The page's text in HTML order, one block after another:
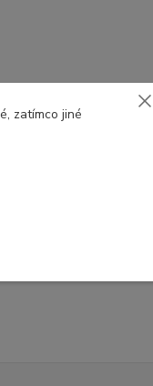
zatímco jiné